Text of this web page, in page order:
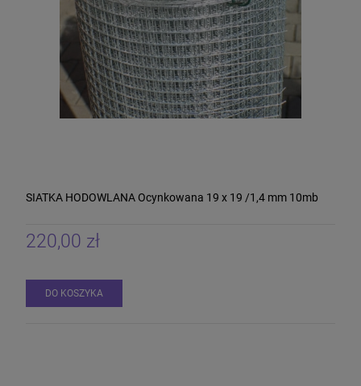
SIATKA HODOWLANA Ocynkowana 19 x 19 /1,4 mm 10mb
220,00 zł
DO KOSZYKA